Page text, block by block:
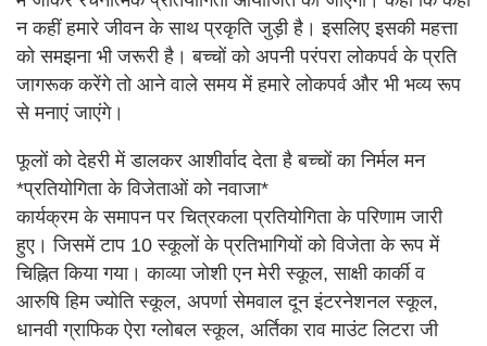
न कहीं हमारे जीवन के साथ प्रकृति जुड़ी है। इसलिए इसकी महत्ता
को समझना भी जरूरी है। बच्चों को अपनी परंपरा लोकपर्व के प्रति
जागरूक करेंगे तो आने वाले समय में हमारे लोकपर्व और भी भव्य रूप
से मनाएं जाएंगे।
फूलों को देहरी में डालकर आशीर्वाद देता है बच्चों का निर्मल मन
*प्रतियोगिता के विजेताओं को नवाजा*
कार्यक्रम के समापन पर चित्रकला प्रतियोगिता के परिणाम जारी
हुए। जिसमें टाप 10 स्कूलों के प्रतिभागियों को विजेता के रूप में
चिह्नित किया गया। काव्या जोशी एन मेरी स्कूल, साक्षी कार्की व
आरुषि हिम ज्योति स्कूल, अपर्णा सेमवाल दून इंटरनेशनल स्कूल,
धानवी ग्राफिक ऐरा ग्लोबल स्कूल, अर्तिका राव माउंट लिटरा जी